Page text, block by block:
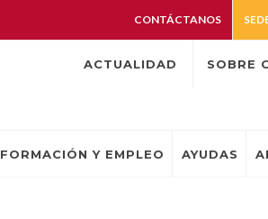
CONTÁCTANOS
ACTUALIDAD SOBRE
FORMACIÓN Y EMPLEO AYUDAS